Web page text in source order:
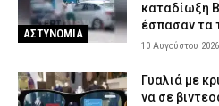
ΑΣΤΥΝΟΜΙΑ
καταδίωξη
έσπασαν τα
10 Αυγούστου
Γυαλιά με
να σε